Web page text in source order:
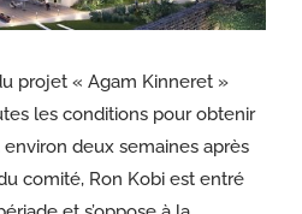
projet « Agam Kinneret »
les conditions pour obtenir
deux semaines après
comité, Ron Kobi est entré